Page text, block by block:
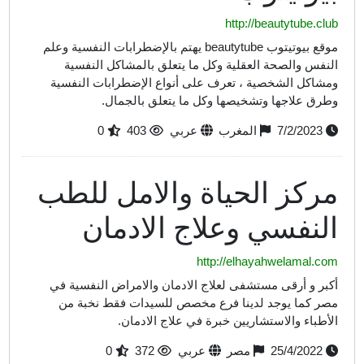
http://beautytube.club
موقع بيوتيتوب beautytube يهتم بالإضطرابات النفسية وعلم
النفس والصحة العقلية وكل ما يتعلق بالمشاكل النفسية
ومشاكل الشخصية ، تعرف على أنواع الإضطرابات النفسية
وطرق علاجها وتشخيصها وكل ما يتعلق بالجمال.
المغرب عربي 403
0
مركز الحياة والامل للطب
النفسي وعلاج الادمان
http://elhayahwelamal.com
أكبر و أرقى مستشفى لعلاج الادمان والامراض النفسية في
مصر كما يوجد لدينا فرع مخصص للسيدات فقط نخبة من
الأطباء والاستشاريين خبرة في علاج الادمان.
مصر عربي 372
0